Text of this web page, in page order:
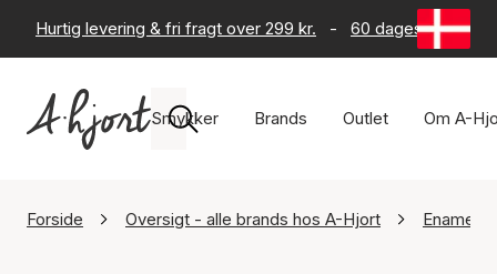
Hurtig levering & fri fragt over 299 kr. - 60 dages returret
Smykker Brands Outlet Om A-
Forside Oversigt - alle brands hos A-Hjort Enamel